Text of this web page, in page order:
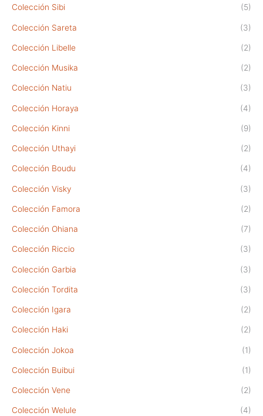
Colección Sibi (5)
Colección Sareta (3)
Colección Libelle (2)
Colección Musika (2)
Colección Natiu (3)
Colección Horaya (4)
Colección Kinni (9)
Colección Uthayi (2)
Colección Boudu (4)
Colección Visky (3)
Colección Famora (2)
Colección Ohiana (7)
Colección Riccio (3)
Colección Garbia (3)
Colección Tordita (3)
Colección Igara (2)
Colección Haki (2)
Colección Jokoa (1)
Colección Buibui (1)
Colección Vene (2)
Colección Welule (4)